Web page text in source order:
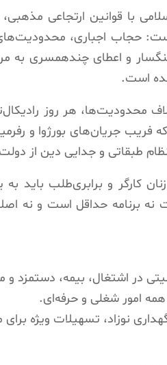
با قوانین ارتجاعی
حجاب اجباری،
و اعطای چندهمسری به
است.
محدودیت‌ها، هر روز
جریان‌های بورژوا و
نظام طبقاتی و جدایی دین از
کارگر و برابری‌طلب باید
برنامه حداقل است و نه
در اشتغال، بیمه، دستمزد و
همه امور شغلی و حرفه‌ای.
نوزاد، تسهیلات ویژه